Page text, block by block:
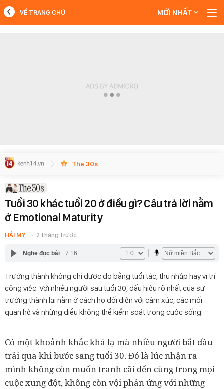
VỀ TRANG CHỦ MỚI NHẤT
The 30s
Tuổi 30 khác tuổi 20 ở điều gì? Câu trả lời nằm
ở Emotional Maturity
HẢI MY 2 tháng trước
Nghe đọc bài 7:16
Trưởng thành không chỉ được đo bằng tuổi tác, thu nhập hay vị trí
công việc. Với nhiều người sau tuổi 30, dấu hiệu rõ nhất của sự
trưởng thành lại nằm ở cách họ đối diện với cảm xúc, các mối
quan hệ và những điều không thể kiểm soát trong cuộc sống.
Có một khoảnh khắc khá lạ mà nhiều người bắt đầu
trải qua khi bước sang tuổi 30. Đó là lúc nhận ra
mình không còn muốn tranh cãi đến cùng trong mọi
cuộc xung đột, không còn vội phản ứng với những